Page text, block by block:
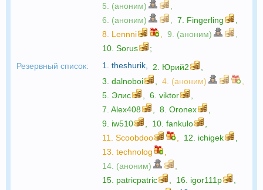
5. (аноним)
6. (аноним)
7. Fingerling
8. Lennni 9. (аноним)
10. Sorus
;
Резервный список:
1. theshurik 2. Юрий2
3. dalnoboi 4. (аноним)
5. Элис 6. viktor
7. Alex408 8. Oronex
9. iw510 10. fankulo
11. Scoobdoo 12. ichigek
13. technolog
14. (аноним)
15. patricpatric 16. igor111p